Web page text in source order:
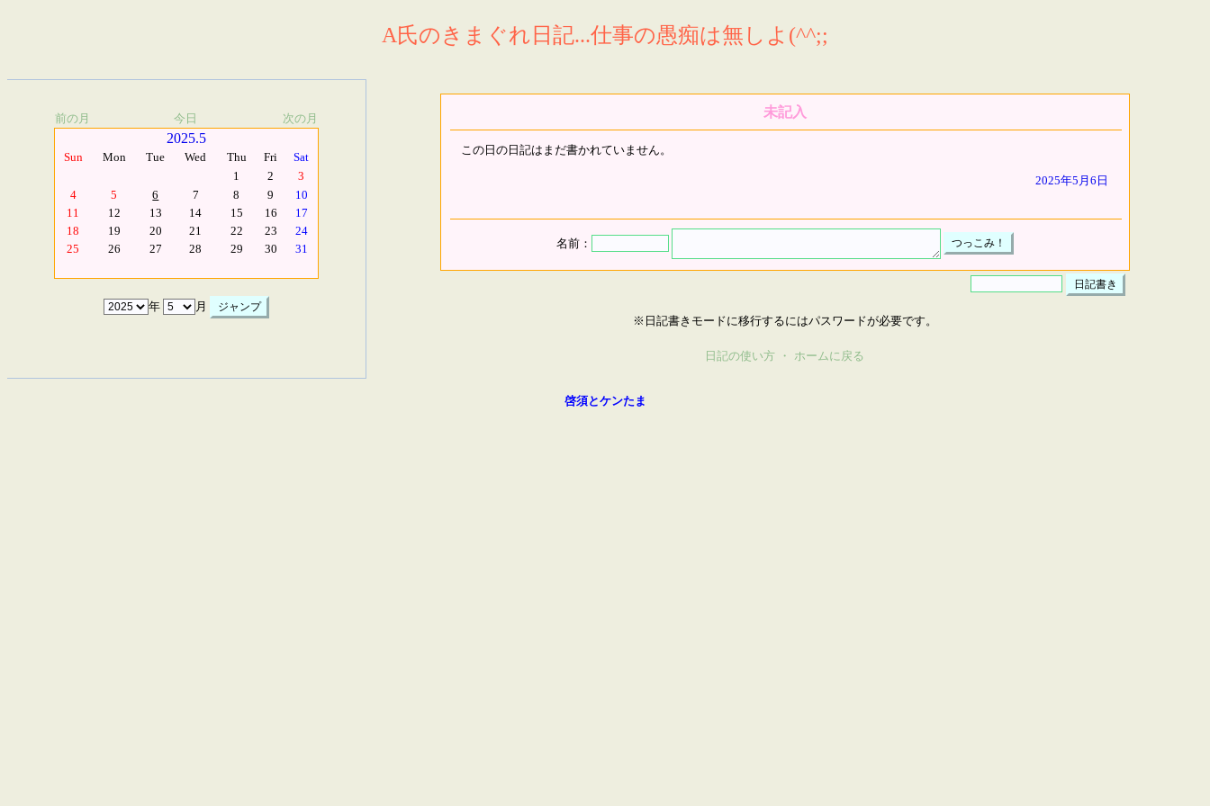
A氏のきまぐれ日記...仕事の愚痴は無しよ(^^;;
前の月 今日 次の月
2025.5
Sun Mon Tue Wed Thu Fri
Sat
1
2
3
4
5 6 7 8 9
10
11
12 13 14 15 16
17
18
19 20 21 22 23
24
25
26 27 28 29 30 31
年 月
未記入
この日の日記はまだ書かれていません。
2025年5月6日
名前：
※日記書きモードに移行するにはパスワードが必要です。
日記の使い方 ・ ホームに戻る
啓須とケンたま